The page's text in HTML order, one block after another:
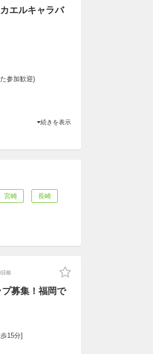
エルキャラバ
参加歓迎)
続きを表示
宮崎 長崎
日前
プ募集！福岡で
15分]